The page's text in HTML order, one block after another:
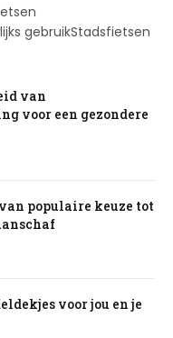
gebruikStadsfietsen
van
voor een gezondere
populaire keuze tot
voor jou en je